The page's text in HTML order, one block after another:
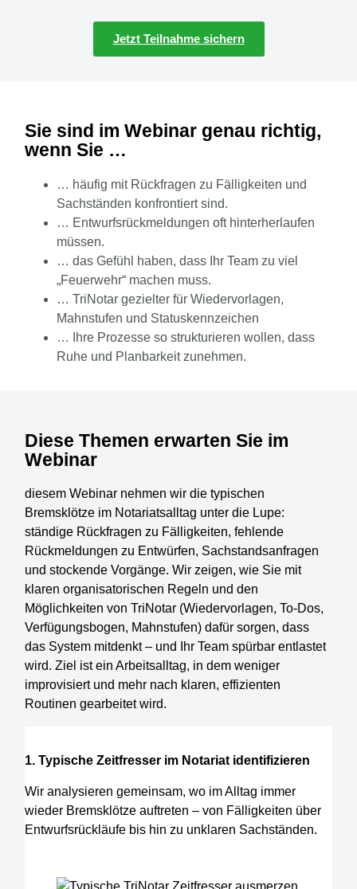
Jetzt Teilnahme sichern
Sie sind im Webinar genau richtig,
wenn Sie …
… häufig mit Rückfragen zu Fälligkeiten und
Sachständen konfrontiert sind.
… Entwurfsrückmeldungen oft hinterherlaufen
müssen.
… das Gefühl haben, dass Ihr Team zu viel
„Feuerwehr“ machen muss.
… TriNotar gezielter für Wiedervorlagen,
Mahnstufen und Statuskennzeichen
… Ihre Prozesse so strukturieren wollen, dass
Ruhe und Planbarkeit zunehmen.
Diese Themen erwarten Sie im
Webinar
diesem Webinar nehmen wir die typischen
Bremsklötze im Notariatsalltag unter die Lupe:
ständige Rückfragen zu Fälligkeiten, fehlende
Rückmeldungen zu Entwürfen, Sachstandsanfragen
und stockende Vorgänge. Wir zeigen, wie Sie mit
klaren organisatorischen Regeln und den
Möglichkeiten von TriNotar (Wiedervorlagen, To-Dos,
Verfügungsbogen, Mahnstufen) dafür sorgen, dass
das System mitdenkt – und Ihr Team spürbar entlastet
wird. Ziel ist ein Arbeitsalltag, in dem weniger
improvisiert und mehr nach klaren, effizienten
Routinen gearbeitet wird.
1. Typische Zeitfresser im Notariat identifizieren
Wir analysieren gemeinsam, wo im Alltag immer
wieder Bremsklötze auftreten – von Fälligkeiten über
Entwurfsrückläufe bis hin zu unklaren Sachständen.